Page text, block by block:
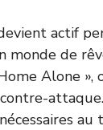
actif
de
Alone